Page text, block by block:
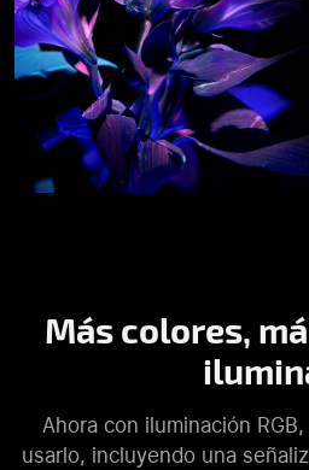
Más colores,
Ahora con iluminación
usarlo, incluyendo una